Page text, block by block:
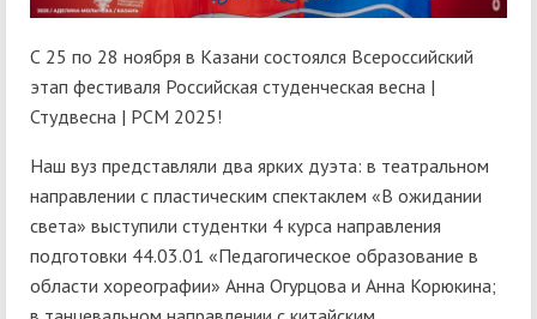
С 25 по 28 ноября в Казани состоялся Всероссийский
этап фестиваля Российская студенческая весна |
Студвесна | РСМ 2025!
Наш вуз представляли два ярких дуэта: в театральном
направлении с пластическим спектаклем «В ожидании
света» выступили студентки 4 курса направления
подготовки 44.03.01 «Педагогическое образование в
области хореографии» Анна Огурцова и Анна Корюкина;